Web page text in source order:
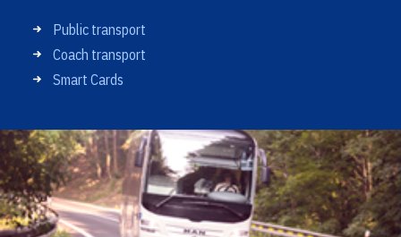
Public transport
Coach transport
Smart Cards